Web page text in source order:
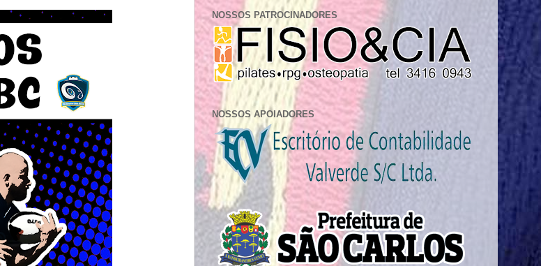
NOSSOS PATROCINADORES
NOSSOS APOIADORES